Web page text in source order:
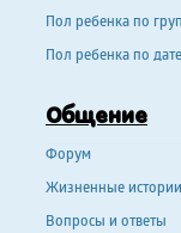
Пол ребенка по
Пол ребенка по
Общение
Форум
Жизненные истории
Вопросы и ответы